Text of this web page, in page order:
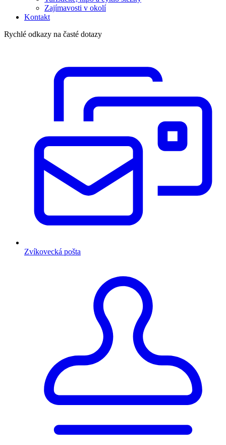
Zajímavosti v okolí
Kontakt
Rychlé odkazy na časté dotazy
Zvíkovecká pošta